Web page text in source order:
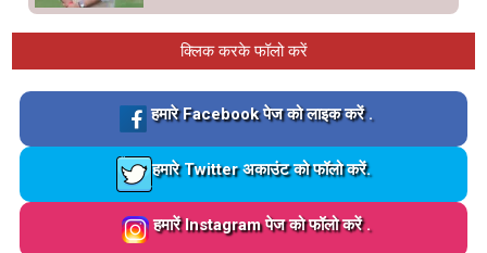
क्लिक करके फॉलो करें
Loading…
हमारे Facebook पेज को लाइक करें .
Loading…
हमारे Twitter अकाउंट को फॉलो करें.
Loading…
हमारें Instagram पेज को फॉलो करें .